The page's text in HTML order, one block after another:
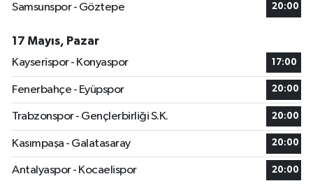
Samsunspor - Göztepe 20:00
17 Mayıs, Pazar
Kayserispor - Konyaspor
17:00
Fenerbahçe - Eyüpspor 20:00
Trabzonspor - Gençlerbirliği S.K. 20:00
Kasımpaşa - Galatasaray 20:00
Antalyaspor - Kocaelispor 20:00